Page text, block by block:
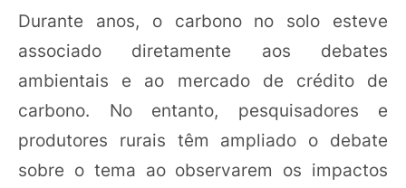
Durante anos, o carbono no solo esteve
associado diretamente aos debates
ambientais e ao mercado de crédito de
carbono. No entanto, pesquisadores e
produtores rurais têm ampliado o debate
sobre o tema ao observarem os impactos